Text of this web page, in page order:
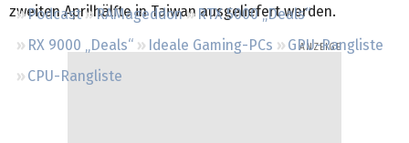
Podcast RAMageddon
RTX 5000 „Deals“
RX 9000 „Deals“
Ideale Gaming-PCs
GPU-Rangliste
CPU-Rangliste
zweiten Aprilhälfte in Taiwan ausgeliefert werden.